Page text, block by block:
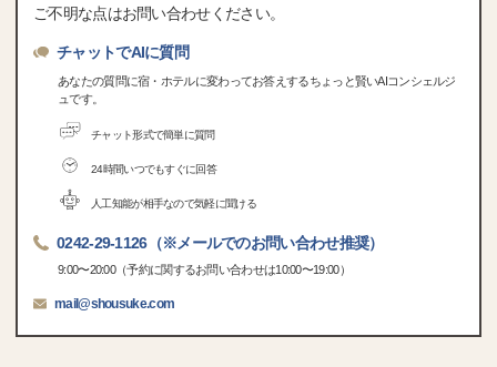
ご不明な点はお問い合わせください。
チャットでAIに質問
あなたの質問に宿・ホテルに変わってお答えするちょっと賢いAIコンシェルジ
ュです。
チャット形式で簡単に質問
24時間いつでもすぐに回答
人工知能が相手なので気軽に聞ける
0242-29-1126（※メールでのお問い合わせ推奨）
9:00〜20:00（予約に関するお問い合わせは10:00〜19:00）
mail@shousuke.com